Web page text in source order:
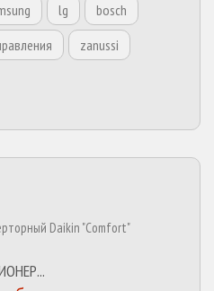
lg
bosch
zanussi